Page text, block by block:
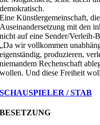
demokratisch.
Eine Künstlergemeinschaft,
Auseinandersetzung mit den
nicht auf eine Sender/Verleih-
„Da wir vollkommen
eigenständig, produzieren,
niemandem Rechenschaft
wollen. Und diese Freiheit
SCHAUSPIELER / STAB
BESETZUNG